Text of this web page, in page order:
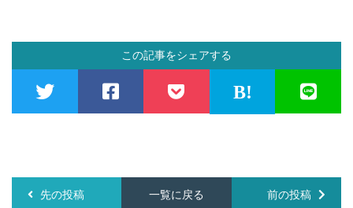
この記事をシェアする
先の投稿 一覧に戻る 前の投稿